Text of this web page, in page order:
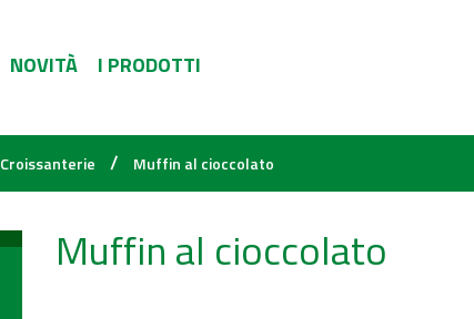
NOVITÀ I PRODOTTI
Croissanterie / Muffin al cioccolato
Muffin al cioccolato